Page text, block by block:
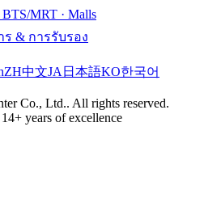
MRT · Malls
ร & การรับรอง
ZH中文JA 日本語KO한국어
Co., Ltd.. All rights reserved.
years of excellence